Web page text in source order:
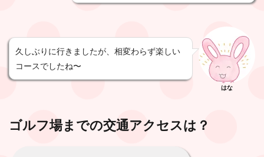
久しぶりに行きましたが、相変わらず楽しい
コースでしたね〜
はな
ゴルフ場までの交通アクセスは？